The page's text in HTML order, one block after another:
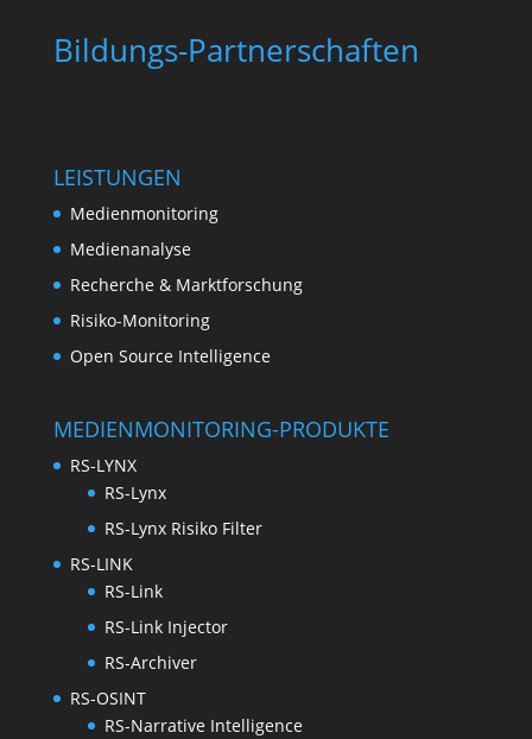
Bildungs-Partnerschaften
LEISTUNGEN
Medienmonitoring
Medienanalyse
Recherche & Marktforschung
Risiko-Monitoring
Open Source Intelligence
MEDIENMONITORING-PRODUKTE
RS-LYNX
RS-Lynx
RS-Lynx Risiko Filter
RS-LINK
RS-Link
RS-Link Injector
RS-Archiver
RS-OSINT
RS-Narrative Intelligence